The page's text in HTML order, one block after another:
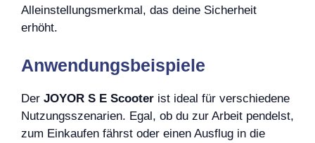
Alleinstellungsmerkmal, das deine Sicherheit
erhöht.
Anwendungsbeispiele
Der JOYOR S E Scooter ist ideal für verschiedene
Nutzungsszenarien. Egal, ob du zur Arbeit pendelst,
zum Einkaufen fährst oder einen Ausflug in die